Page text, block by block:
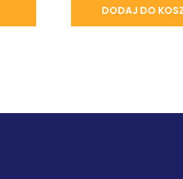
DODAJ DO